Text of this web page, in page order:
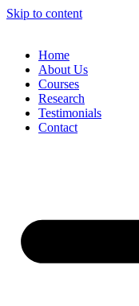
Skip to content
Home
About Us
Courses
Research
Testimonials
Contact